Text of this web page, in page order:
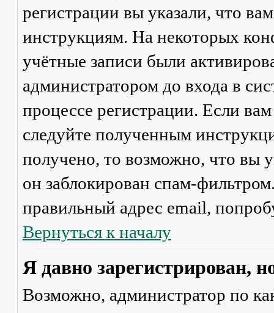
регистрации вы указали, что
инструкциям. На некоторых
учётные записи были
администратором до входа в
процессе регистрации. Если
следуйте полученным
получено, то возможно, что вы
он заблокирован спам-
правильный адрес email,
Вернуться к началу
Я давно зарегистрирован,
Возможно, администратор по